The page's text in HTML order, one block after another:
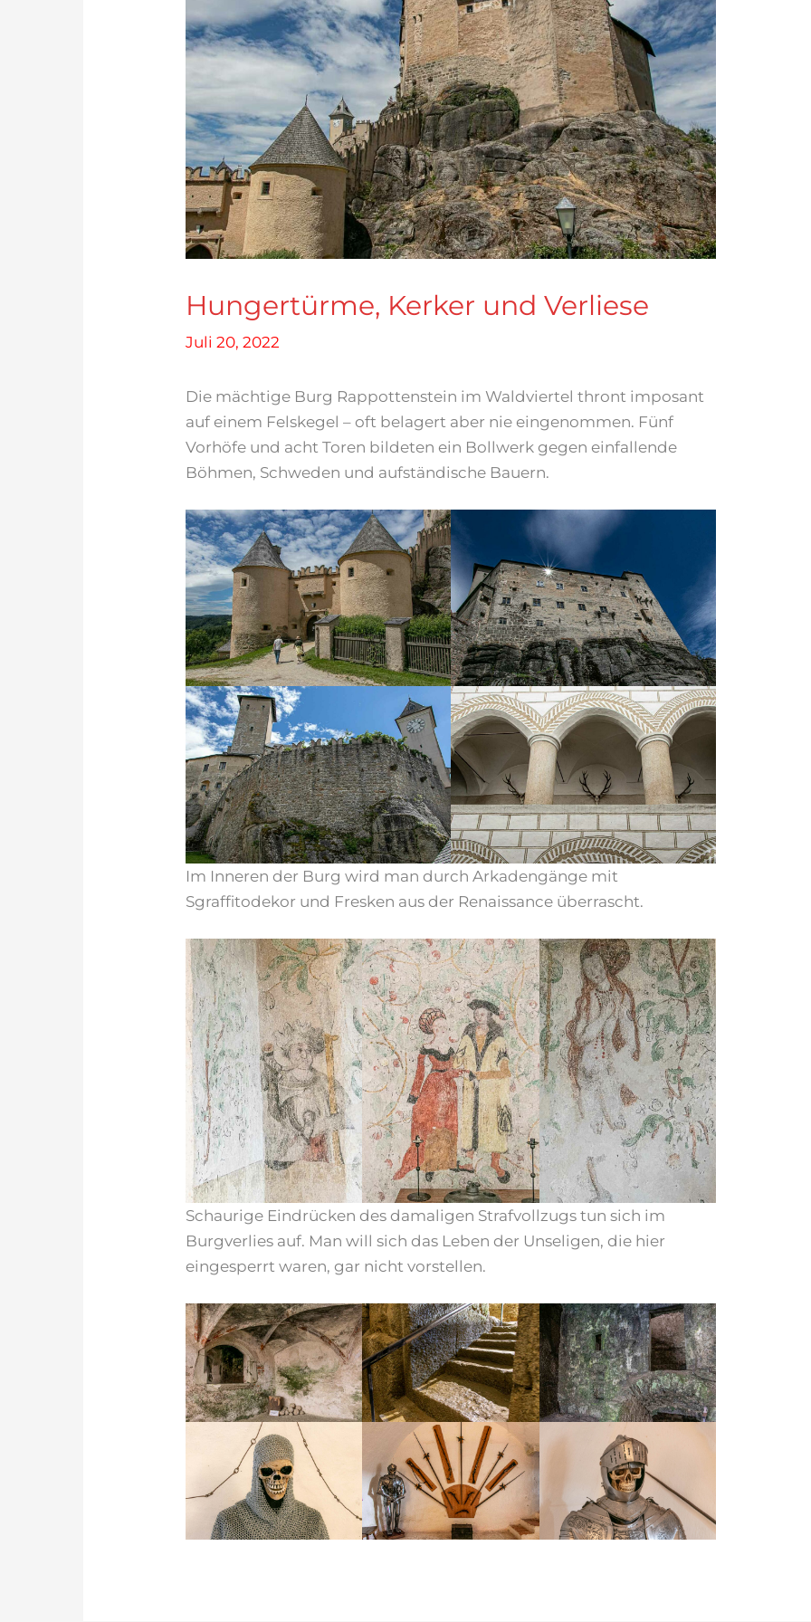
Hungertürme, Kerker und Verliese
Juli 20, 2022
Die mächtige Burg Rappottenstein im Waldviertel thront imposant
auf einem Felskegel – oft belagert aber nie eingenommen. Fünf
Vorhöfe und acht Toren bildeten ein Bollwerk gegen einfallende
Böhmen, Schweden und aufständische Bauern.
Im Inneren der Burg wird man durch Arkadengänge mit
Sgraffitodekor und Fresken aus der Renaissance überrascht.
Schaurige Eindrücken des damaligen Strafvollzugs tun sich im
Burgverlies auf. Man will sich das Leben der Unseligen, die hier
eingesperrt waren, gar nicht vorstellen.